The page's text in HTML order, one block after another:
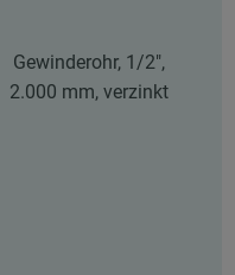
Gewinderohr, 1/2",
2.000 mm, verzinkt